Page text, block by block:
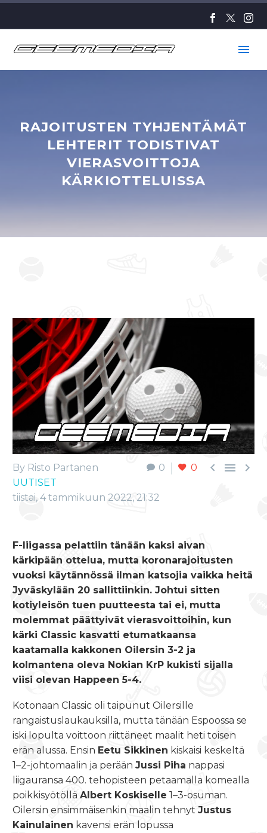
RAJOITUSTEN TYHJENTÄMÄT
LEHTERIT TODISTIVAT
VIERASVOITTOJA
KÄRKIOTTELUISSA
0 0   
By Risto Partanen
UUTISET
tiistai, 4 tammikuun 2022, 21:32
F-liigassa pelattiin tänään kaksi aivan
kärkipään ottelua, mutta koronarajoitusten
vuoksi käytännössä ilman katsojia vaikka heitä
Jyväskylään 20 sallittiinkin. Johtui sitten
kotiyleisön tuen puutteesta tai ei, mutta
molemmat päättyivät vierasvoittoihin, kun
kärki Classic kasvatti etumatkaansa
kaatamalla kakkonen Oilersin 3-2 ja
kolmantena oleva Nokian KrP kukisti sijalla
viisi olevan Happeen 5-4.
Kotonaan Classic oli taipunut Oilersille
rangaistuslaukauksilla, mutta tänään Espoossa se
iski lopulta voittoon riittäneet maalit heti toisen
erän alussa. Ensin Eetu Sikkinen kiskaisi keskeltä
1–2-johtomaalin ja perään Jussi Piha nappasi
liigauransa 400. tehopisteen petaamalla komealla
poikkisyötöllä Albert Koskiselle 1–3-osuman.
Oilersin ensimmäisenkin maalin tehnyt Justus
Kainulainen kavensi erän lopussa